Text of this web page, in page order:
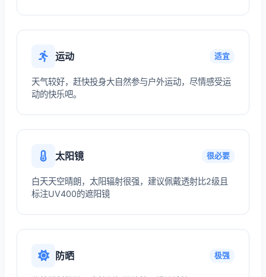
运动 适宜
天气较好，赶快投身大自然参与户外运动，尽情感受运
动的快乐吧。
太阳镜 很必要
白天天空晴朗，太阳辐射很强，建议佩戴透射比2级且
标注UV400的遮阳镜
防晒 极强